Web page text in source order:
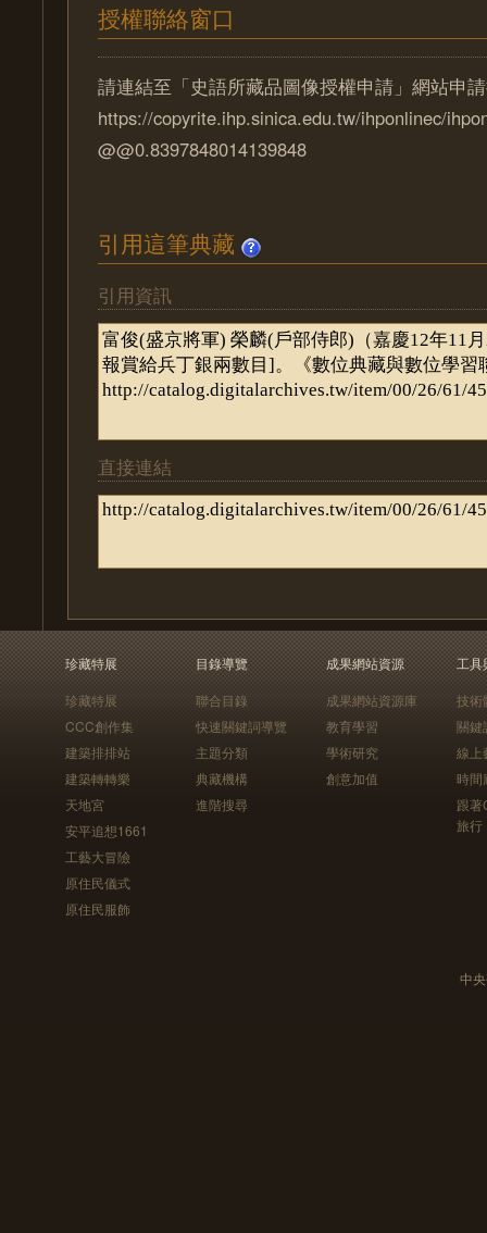
授權聯絡窗口
請連結至「史語所藏品圖像授權申請」網站申
https://copyrite.ihp.sinica.edu.tw/ihponlinec/
@@0.8397848014139848
引用這筆典藏
引用資訊
直接連結
珍藏特展
珍藏特展
CCC創作集
建築排排站
建築轉轉樂
天地宮
安平追想1661
工藝大冒險
原住民儀式
原住民服飾
目錄導覽
聯合目錄
快速關鍵詞導覽
主題分類
典藏機構
進階搜尋
成果網站資源
成果網站資源庫
教育學習
學術研究
創意加值
工具
技術
關鍵
線上
時間
跟
旅行
中